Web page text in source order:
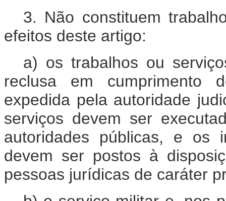
3. Não constituem
efeitos deste artigo:
a) os trabalhos ou
reclusa em cumprimento
expedida pela autoridade
serviços devem ser
autoridades públicas, e os
devem ser postos à
pessoas jurídicas de caráter